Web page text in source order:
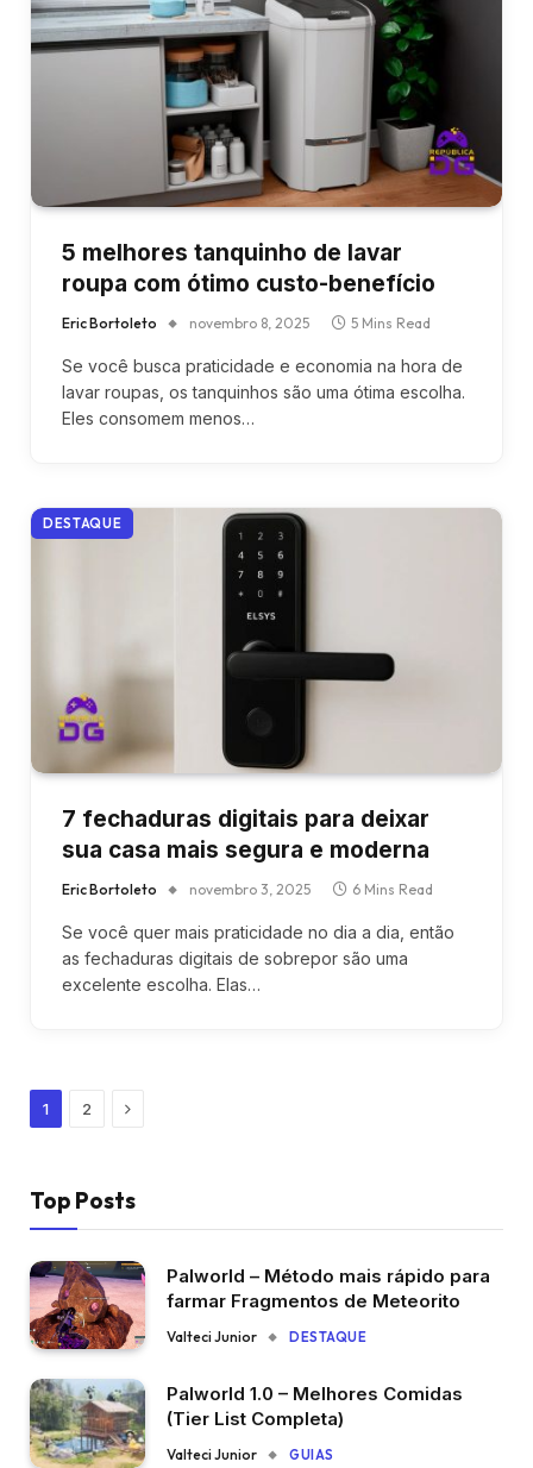
5 melhores tanquinho de lavar
roupa com ótimo custo-benefício
Eric Bortoleto novembro 8, 2025 5 Mins Read
Se você busca praticidade e economia na hora de
lavar roupas, os tanquinhos são uma ótima escolha.
Eles consomem menos…
DESTAQUE
7 fechaduras digitais para deixar
sua casa mais segura e moderna
Eric Bortoleto novembro 3, 2025 6 Mins Read
Se você quer mais praticidade no dia a dia, então
as fechaduras digitais de sobrepor são uma
excelente escolha. Elas…
1 2 Next
Top Posts
Palworld – Método mais rápido para
farmar Fragmentos de Meteorito
Valteci Junior DESTAQUE
Palworld 1.0 – Melhores Comidas
(Tier List Completa)
Valteci Junior GUIAS